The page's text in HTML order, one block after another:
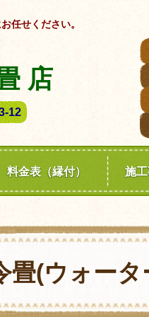
任せください。
店
12
料金表（縁付） 施工
畳(ウォー